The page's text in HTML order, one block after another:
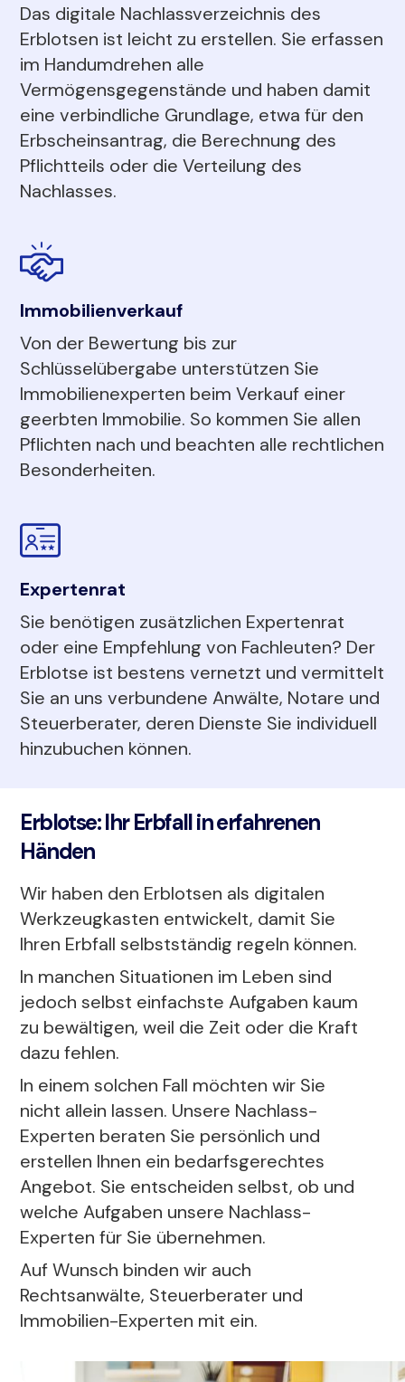
Das digitale Nachlassverzeichnis des
Erblotsen ist leicht zu erstellen. Sie erfassen
im Handumdrehen alle
Vermögensgegenstände und haben damit
eine verbindliche Grundlage, etwa für den
Erbscheinsantrag, die Berechnung des
Pflichtteils oder die Verteilung des
Nachlasses.
Immobilienverkauf
Von der Bewertung bis zur
Schlüsselübergabe unterstützen Sie
Immobilienexperten beim Verkauf einer
geerbten Immobilie. So kommen Sie allen
Pflichten nach und beachten alle rechtlichen
Besonderheiten.
Expertenrat
Sie benötigen zusätzlichen Expertenrat
oder eine Empfehlung von Fachleuten? Der
Erblotse ist bestens vernetzt und vermittelt
Sie an uns verbundene Anwälte, Notare und
Steuerberater, deren Dienste Sie individuell
hinzubuchen können.
Erblotse: Ihr Erbfall in erfahrenen
Händen
Wir haben den Erblotsen als digitalen
Werkzeugkasten entwickelt, damit Sie
Ihren Erbfall selbstständig regeln können.
In manchen Situationen im Leben sind
jedoch selbst einfachste Aufgaben kaum
zu bewältigen, weil die Zeit oder die Kraft
dazu fehlen.
In einem solchen Fall möchten wir Sie
nicht allein lassen. Unsere Nachlass-
Experten beraten Sie persönlich und
erstellen Ihnen ein bedarfsgerechtes
Angebot. Sie entscheiden selbst, ob und
welche Aufgaben unsere Nachlass-
Experten für Sie übernehmen.
Auf Wunsch binden wir auch
Rechtsanwälte, Steuerberater und
Immobilien-Experten mit ein.